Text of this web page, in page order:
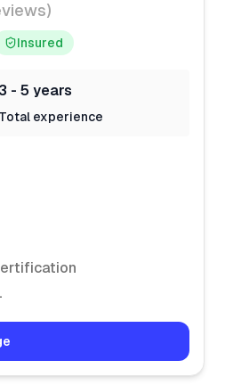
Insured
3 - 5 years
Total experience